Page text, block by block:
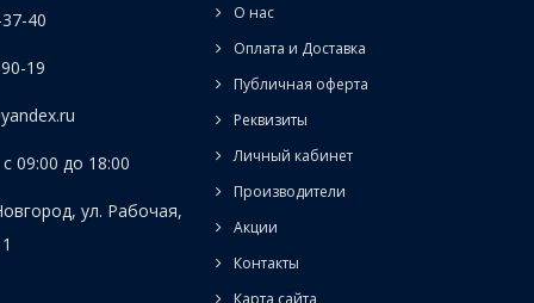
40
19
09:00 до 18:00
ул. Рабочая,
О нас
Оплата и Доставка
Публичная оферта
Реквизиты
Личный кабинет
Производители
Акции
Контакты
Карта сайта